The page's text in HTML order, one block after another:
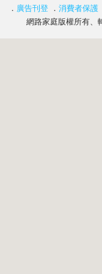
． 廣告刊登 ． 消費者保護
網路家庭版權所有、